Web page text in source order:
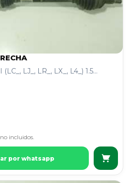
LJ_, LR_, LX_, L4_) 1.5...
incluidos.
por whatsapp